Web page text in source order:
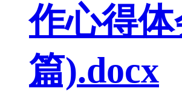
作心得体
篇).docx